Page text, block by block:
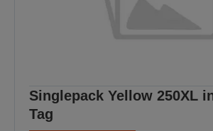
Singlepack Yellow 250XL
Tag